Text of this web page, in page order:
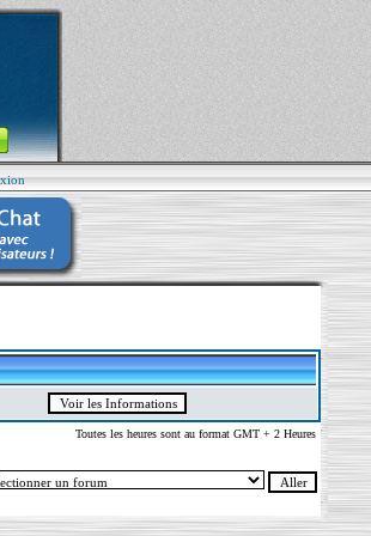
Toutes les heures sont au format GMT + 2 Heures